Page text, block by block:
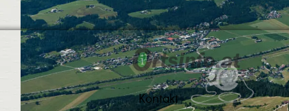
Kontakt